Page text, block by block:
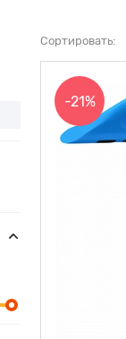
Сортировать:
-21%